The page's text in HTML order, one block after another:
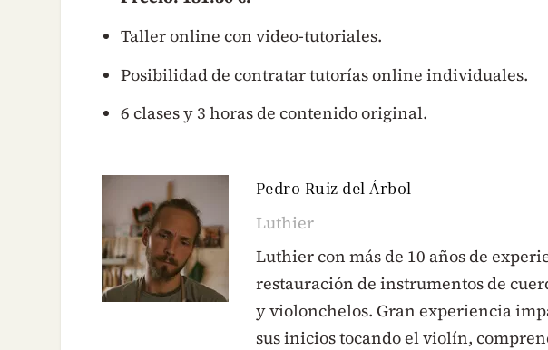
Taller online con video-tutoriales.
Posibilidad de contratar tutorías online individuales.
6 clases y 3 horas de contenido original.
Pedro Ruiz del Árbol
Luthier
Luthier con más de 10 años de
restauración de instrumentos de
y violonchelos. Gran experiencia
sus inicios tocando el violín,